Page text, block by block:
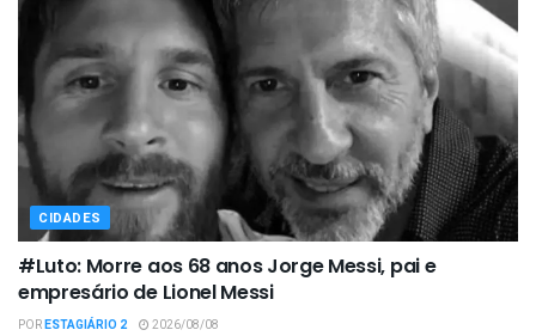
CIDADES
#Luto: Morre aos 68 anos Jorge Messi, pai e
empresário de Lionel Messi
PORESTAGIÁRIO 2 2026/08/08